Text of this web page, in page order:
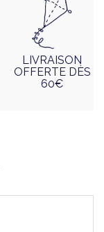
LIVRAISON
OFFERTE DÈS
60€